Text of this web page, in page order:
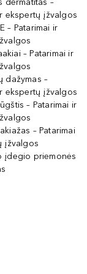
dermatitas –
ekspertų įžvalgos
– Patarimai ir
– Patarimai ir
dažymas –
ekspertų įžvalgos
– Patarimai ir
– Patarimai
įžvalgos
įdegio priemonės